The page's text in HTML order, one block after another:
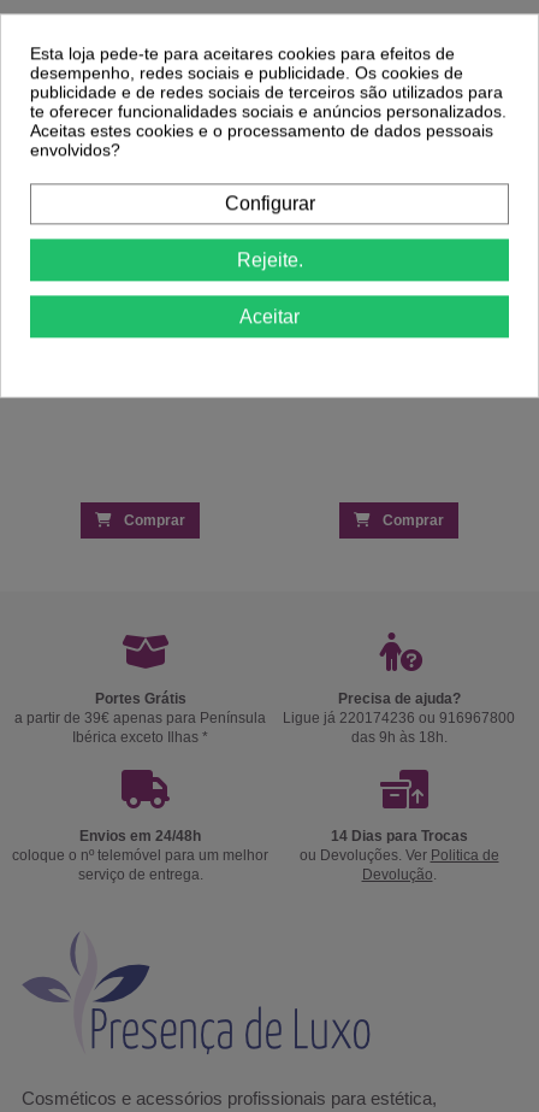
Produto Também Compraram:
-25%
Verniz Gel Verde Glitter Funk 15ml -
7,20 €
Comprar
-29%
Comprar
Portes Grátis
a partir de 39€ apenas para Península
Ibérica exceto Ilhas *
Precisa de ajuda?
Ligue já 220174236 ou 916967800
das 9h às 18h.
Envios em 24/48h
coloque o nº telemóvel para um melhor
serviço de entrega.
14 Dias para Trocas
ou Devoluções. Ver Politica de
Devolução.
Cosméticos e acessórios profissionais para estética,
Esta loja pede-te para aceitares cookies para efeitos de
desempenho, redes sociais e publicidade. Os cookies de
publicidade e de redes sociais de terceiros são utilizados para
te oferecer funcionalidades sociais e anúncios personalizados.
Aceitas estes cookies e o processamento de dados pessoais
envolvidos?
Configurar
Rejeite.
Aceitar